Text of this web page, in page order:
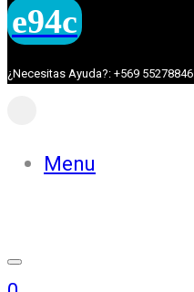
¿Necesitas Ayuda?: +569 55278846
Menu